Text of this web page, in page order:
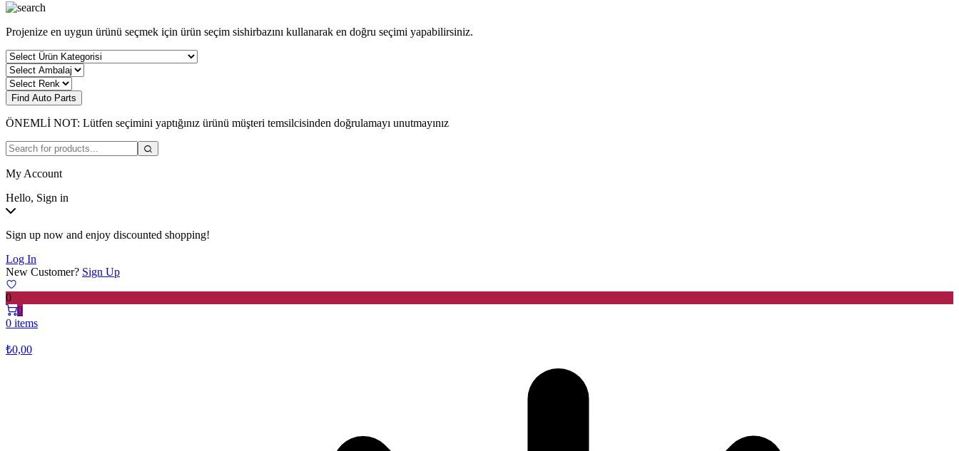
Projenize en uygun ürünü seçmek için ürün seçim sishirbazını kullanarak en doğru seçimi yapabilirsiniz.
Find Auto Parts
ÖNEMLİ NOT: Lütfen seçimini yaptığınız ürünü müşteri temsilcisinden doğrulamayı unutmayınız
My Account
Hello, Sign in
Sign up now and enjoy discounted shopping!
Log In
New Customer? Sign Up
0
0
0 items
₺0,00